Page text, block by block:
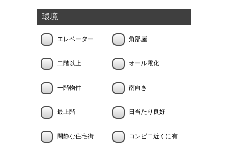
環境
エレベーター 角部屋
二階以上 オール電化
一階物件 南向き
最上階 日当たり良好
閑静な住宅街 コンビニ近くに有